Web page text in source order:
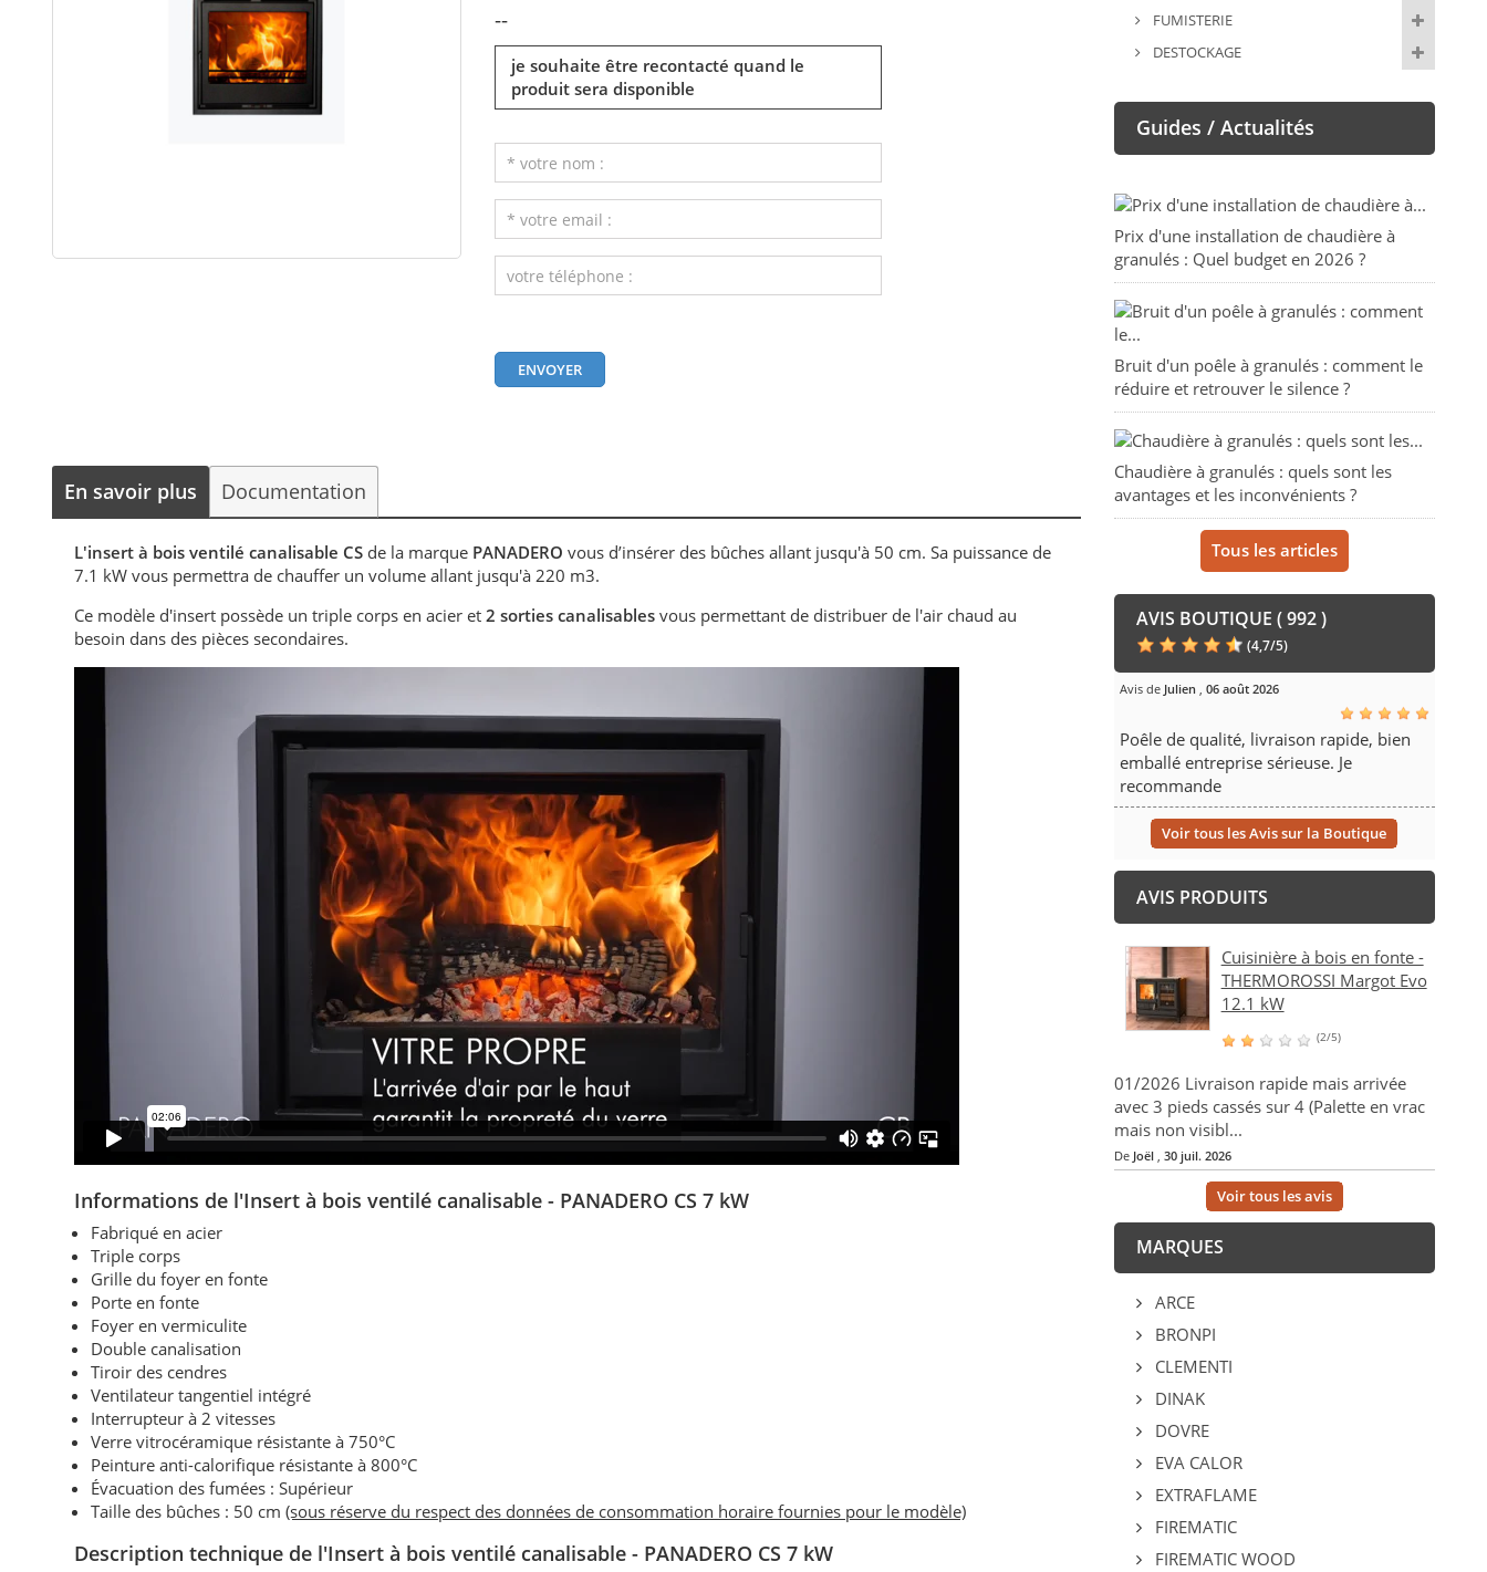
--
je souhaite être recontacté quand le
produit sera disponible
En savoir plus Documentation
L'insert à bois ventilé canalisable CS de la marque PANADEROvous d’insérer des bûches allant jusqu'à 50 cm. Sa puissance de
7.1 kW vous permettra de chauffer un volume allant jusqu'à 220 m3.
Ce modèle d'insert possède un triple corps en acier et2 sorties canalisables vous permettant de distribuer de l'air chaud au
besoin dans des pièces secondaires.
Informations de l'Insert à bois ventilé canalisable - PANADERO CS 7 kW
Fabriqué en acier
Triple corps
Grille du foyer en fonte
Porte en fonte
Foyer en vermiculite
Double canalisation
Tiroir des cendres
Ventilateur tangentiel intégré
Interrupteur à 2 vitesses
Verre vitrocéramique résistante à 750°C
Peinture anti-calorifique résistante à 800°C
Évacuation des fumées : Supérieur
Taille des bûches : 50 cm(sous réserve du respect des données de consommation horaire fournies pour le modèle)
Description technique de l'Insert à bois ventilé canalisable - PANADERO CS 7 kW
FUMISTERIE
DESTOCKAGE
Guides / Actualités
Prix d'une installation de chaudière à
granulés : Quel budget en 2026 ?
Bruit d'un poêle à granulés : comment le
réduire et retrouver le silence ?
Chaudière à granulés : quels sont les
avantages et les inconvénients ?
Tous les articles
AVIS BOUTIQUE ( 992 )
(4,7/5)
Avis de Julien, 06 août 2026
Poêle de qualité, livraison rapide, bien
emballé entreprise sérieuse. Je
recommande
Voir tous les Avis sur la Boutique
AVIS PRODUITS
Cuisinière à bois en fonte -
THERMOROSSI Margot Evo
12.1 kW
(2/5)
01/2026 Livraison rapide mais arrivée
avec 3 pieds cassés sur 4 (Palette en vrac
mais non visibl...
De Joël, 30 juil. 2026
Voir tous les avis
MARQUES
ARCE
BRONPI
CLEMENTI
DINAK
DOVRE
EVA CALOR
EXTRAFLAME
FIREMATIC
FIREMATIC WOOD